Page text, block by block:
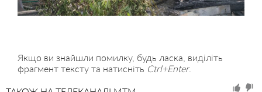
Якщо ви знайшли помилку, будь ласка, виділіть
фрагмент тексту та натисніть Ctrl+Enter.